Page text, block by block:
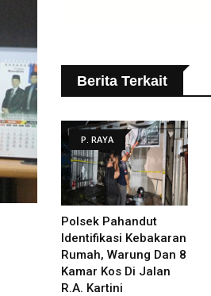
Berita Terkait
P. RAYA
Polsek Pahandut
Identifikasi Kebakaran
Rumah, Warung Dan 8
Kamar Kos Di Jalan
R.A. Kartini